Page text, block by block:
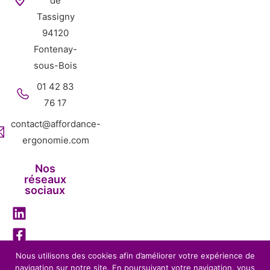
Tassigny
94120
Fontenay-
sous-Bois
01 42 83
76 17
contact@affordance-
ergonomie.com
Nos
réseaux
sociaux
Nous utilisons des cookies afin d’améliorer votre expérience de
navigation sur notre site. En poursuivant votre navigation, vous